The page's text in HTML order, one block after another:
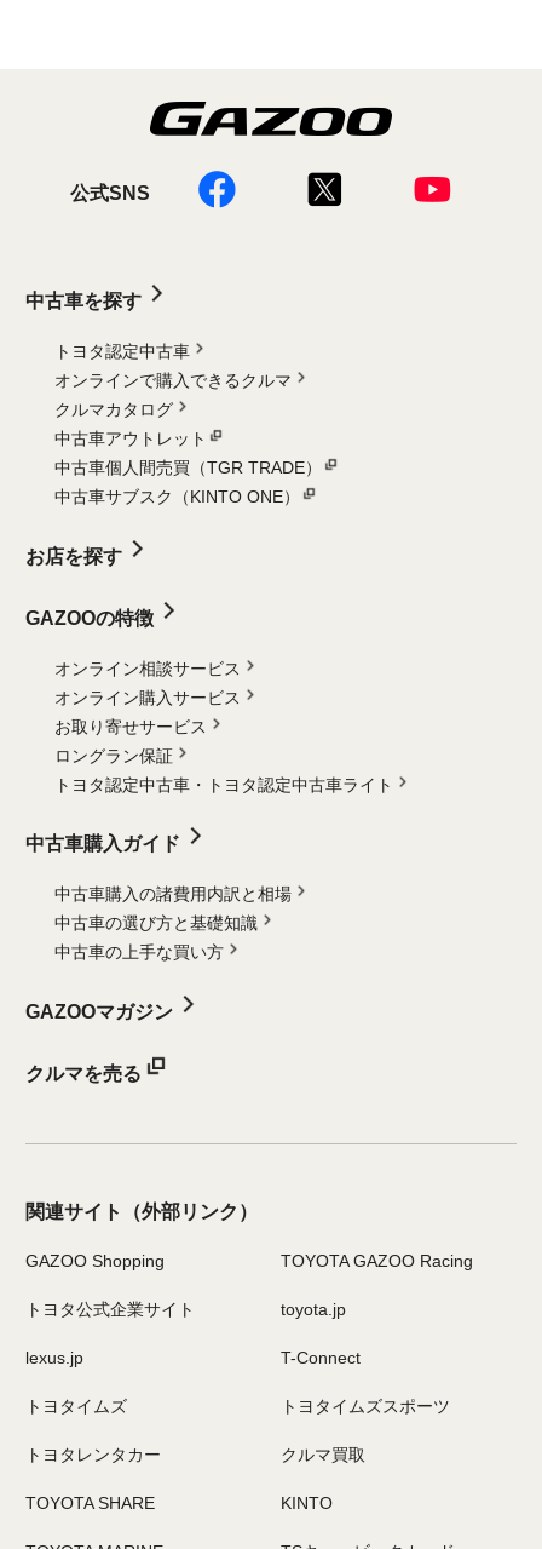
公式SNS
中古車を探す
トヨタ認定中古車
オンラインで購入できるクルマ
クルマカタログ
中古車アウトレット
中古車個人間売買（TGR TRADE）
中古車サブスク（KINTO ONE）
お店を探す
GAZOOの特徴
オンライン相談サービス
オンライン購入サービス
お取り寄せサービス
ロングラン保証
トヨタ認定中古車・
トヨタ認定中古車ライト
中古車購入ガイド
中古車購入の諸費用内訳と相場
中古車の選び方と基礎知識
中古車の上手な買い方
GAZOOマガジン
クルマを売る
関連サイト （外部リンク）
GAZOO Shopping TOYOTA GAZOO Racing
トヨタ公式企業サイト toyota.jp
lexus.jp T-Connect
トヨタイムズ トヨタイムズスポーツ
トヨタレンタカー クルマ買取
TOYOTA SHARE KINTO